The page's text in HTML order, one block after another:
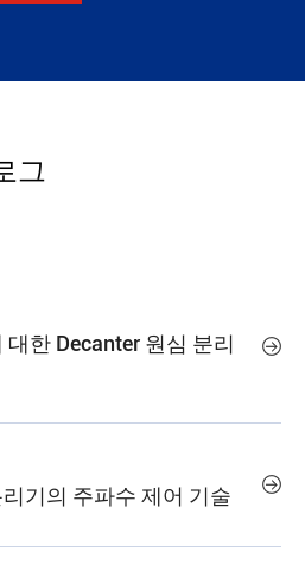
그
한 Decanter 원심 분리

기의 주파수 제어 기술 